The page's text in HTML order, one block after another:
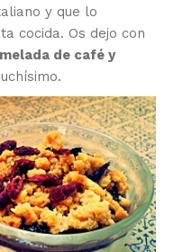
y que lo
cocida. Os dejo con
de café y